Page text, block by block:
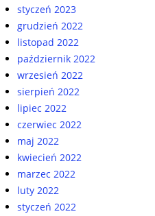
styczeń 2023
grudzień 2022
listopad 2022
październik 2022
wrzesień 2022
sierpień 2022
lipiec 2022
czerwiec 2022
maj 2022
kwiecień 2022
marzec 2022
luty 2022
styczeń 2022